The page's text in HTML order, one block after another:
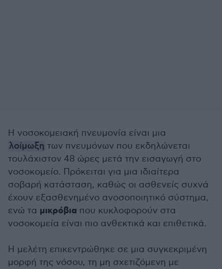
Η νοσοκομειακή πνευμονία είναι μια
λοίμωξη των πνευμόνων που εκδηλώνεται
τουλάχιστον 48 ώρες μετά την εισαγωγή στο
νοσοκομείο. Πρόκειται για μια ιδιαίτερα
σοβαρή κατάσταση, καθώς οι ασθενείς συχνά
έχουν εξασθενημένο ανοσοποιητικό σύστημα,
ενώ τα μικρόβια που κυκλοφορούν στα
νοσοκομεία είναι πιο ανθεκτικά και επιθετικά.
Η μελέτη επικεντρώθηκε σε μια συγκεκριμένη
μορφή της νόσου, τη μη σχετιζόμενη με